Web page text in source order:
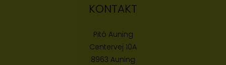
KONTAKT
Pitó Auning
Centervej 10A
8963 Auning